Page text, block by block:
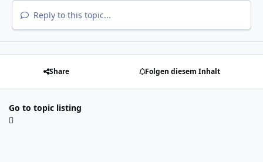
Reply to this topic...
Share Folgen diesem Inhalt
Go to topic listing